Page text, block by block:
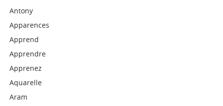
Antony
Apparences
Apprend
Apprendre
Apprenez
Aquarelle
Aram